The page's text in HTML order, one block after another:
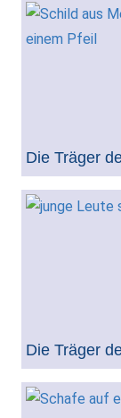
Die Träger
Die Träger